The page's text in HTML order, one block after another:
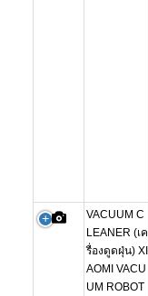
VACUUM C
LEANER (เค
รื่องดูดฝุ่น) XI
AOMI VACU
UM ROBOT